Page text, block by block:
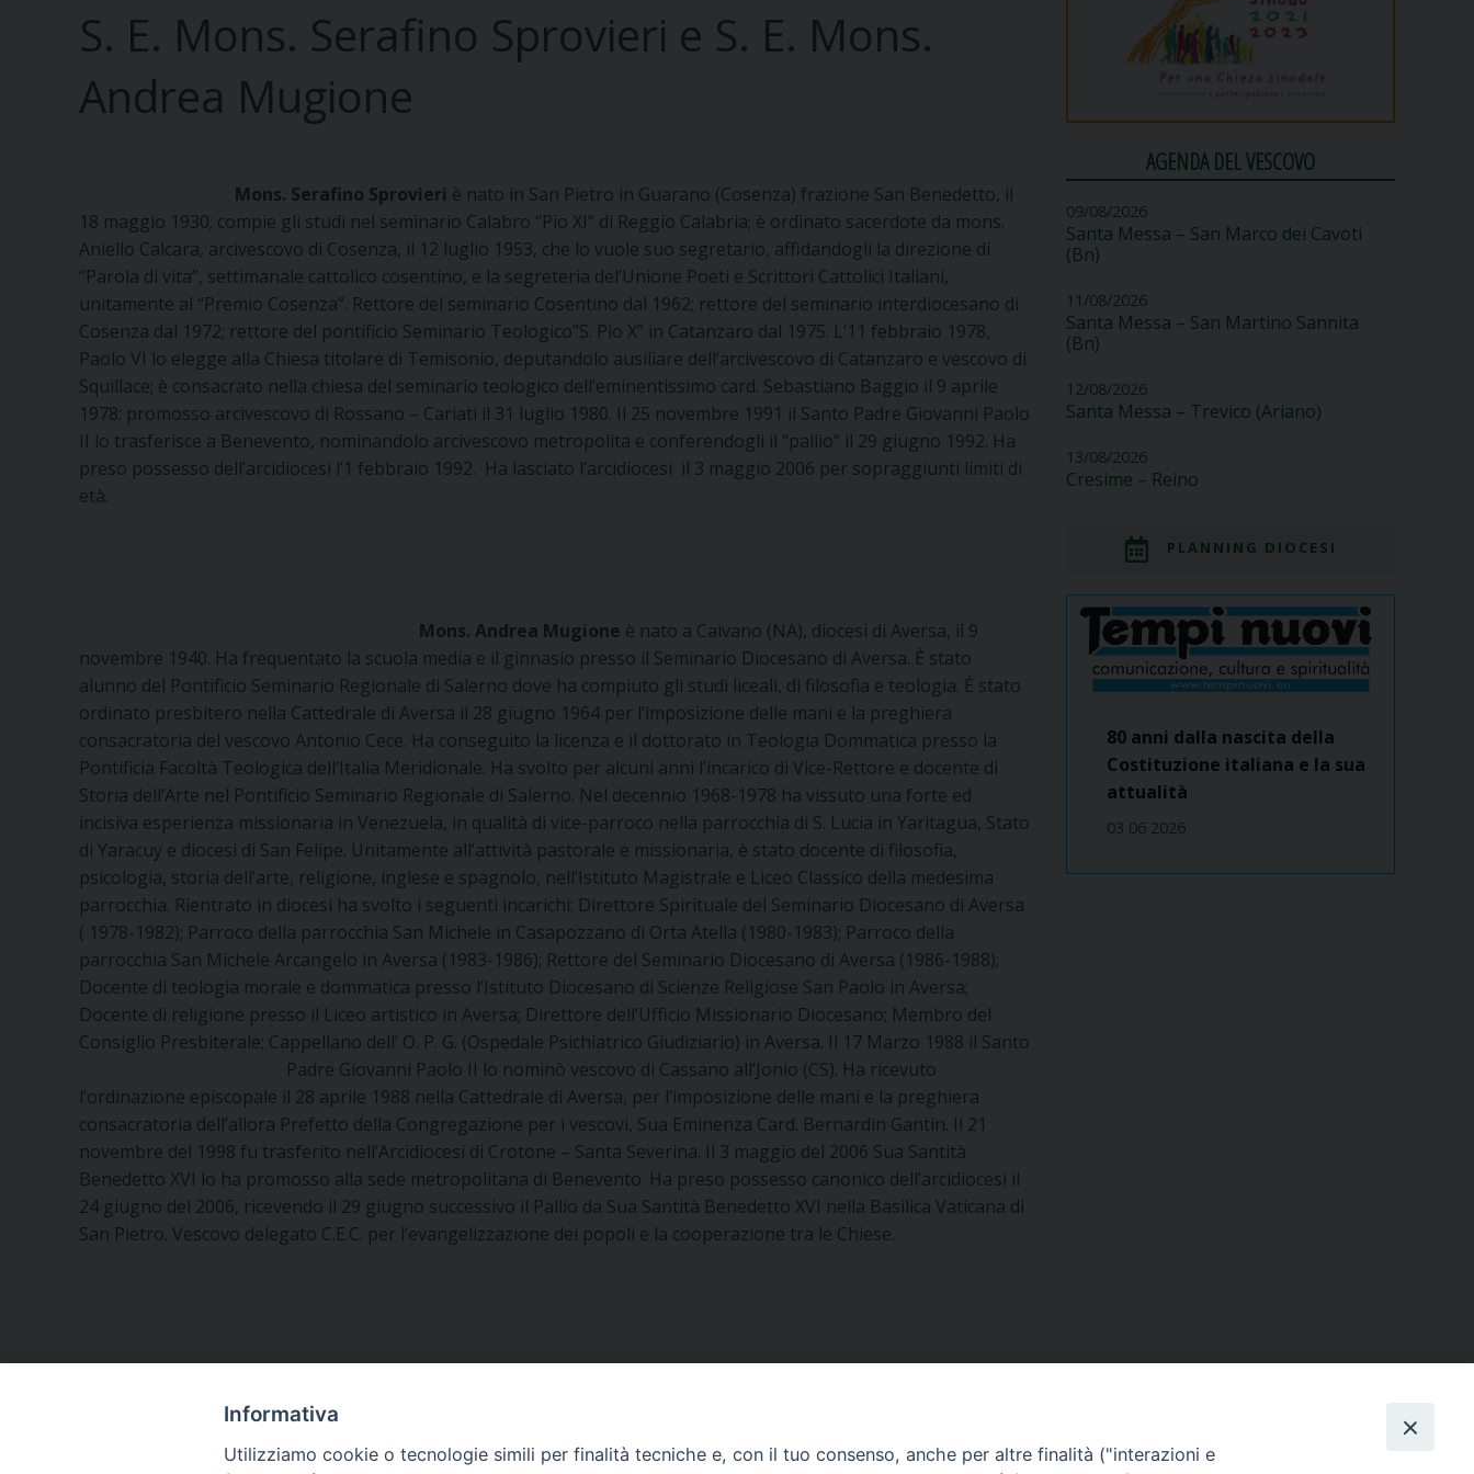
S. E. Mons. Serafino Sprovieri e S. E. Mons.
Andrea Mugione
Mons. Serafino Sprovieri è nato in San Pietro in Guarano (Cosenza) frazione San Benedetto, il
18 maggio 1930; compie gli studi nel seminario Calabro “Pio XI” di Reggio Calabria; è ordinato sacerdote da mons.
Aniello Calcara, arcivescovo di Cosenza, il 12 luglio 1953, che lo vuole suo segretario, affidandogli la direzione di
“Parola di vita”, settimanale cattolico cosentino, e la segreteria del’Unione Poeti e Scrittori Cattolici Italiani,
unitamente al “Premio Cosenza”. Rettore del seminario Cosentino dal 1962; rettore del seminario interdiocesano di
Cosenza dal 1972; rettore del pontificio Seminario Teologico”S. Pio X” in Catanzaro dal 1975. L’11 febbraio 1978,
Paolo VI lo elegge alla Chiesa titolare di Temisonio, deputandolo ausiliare dell’arcivescovo di Catanzaro e vescovo di
Squillace; è consacrato nella chiesa del seminario teologico dell’eminentissimo card. Sebastiano Baggio il 9 aprile
1978; promosso arcivescovo di Rossano – Cariati il 31 luglio 1980. Il 25 novembre 1991 il Santo Padre Giovanni Paolo
II lo trasferisce a Benevento, nominandolo arcivescovo metropolita e conferendogli il “pallio” il 29 giugno 1992. Ha
preso possesso dell’arcidiocesi l’1 febbraio 1992. Ha lasciato l’arcidiocesi il 3 maggio 2006 per sopraggiunti limiti di
età.
Mons. Andrea Mugione è nato a Caivano (NA), diocesi di Aversa, il 9
novembre 1940. Ha frequentato la scuola media e il ginnasio presso il Seminario Diocesano di Aversa. È stato
alunno del Pontificio Seminario Regionale di Salerno dove ha compiuto gli studi liceali, di filosofia e teologia. È stato
ordinato presbitero nella Cattedrale di Aversa il 28 giugno 1964 per l’imposizione delle mani e la preghiera
consacratoria del vescovo Antonio Cece. Ha conseguito la licenza e il dottorato in Teologia Dommatica presso la
Pontificia Facoltà Teologica dell’Italia Meridionale. Ha svolto per alcuni anni l’incarico di Vice-Rettore e docente di
Storia dell’Arte nel Pontificio Seminario Regionale di Salerno. Nel decennio 1968-1978 ha vissuto una forte ed
incisiva esperienza missionaria in Venezuela, in qualità di vice-parroco nella parrocchia di S. Lucia in Yaritagua, Stato
di Yaracuy e diocesi di San Felipe. Unitamente all’attività pastorale e missionaria, è stato docente di filosofia,
psicologia, storia dell’arte, religione, inglese e spagnolo, nell’Istituto Magistrale e Liceo Classico della medesima
parrocchia. Rientrato in diocesi ha svolto i seguenti incarichi: Direttore Spirituale del Seminario Diocesano di Aversa
( 1978-1982); Parroco della parrocchia San Michele in Casapozzano di Orta Atella (1980-1983); Parroco della
parrocchia San Michele Arcangelo in Aversa (1983-1986); Rettore del Seminario Diocesano di Aversa (1986-1988);
Docente di teologia morale e dommatica presso l’Istituto Diocesano di Scienze Religiose San Paolo in Aversa;
Docente di religione presso il Liceo artistico in Aversa; Direttore dell’Ufficio Missionario Diocesano; Membro del
Consiglio Presbiterale; Cappellano dell’ O. P. G. (Ospedale Psichiatrico Giudiziario) in Aversa. Il 17 Marzo 1988 il Santo
Padre Giovanni Paolo II lo nominò vescovo di Cassano all’Jonio (CS). Ha ricevuto
l’ordinazione episcopale il 28 aprile 1988 nella Cattedrale di Aversa, per l’imposizione delle mani e la preghiera
consacratoria dell’allora Prefetto della Congregazione per i vescovi, Sua Eminenza Card. Bernardin Gantin. Il 21
novembre del 1998 fu trasferito nell’Arcidiocesi di Crotone – Santa Severina. Il 3 maggio del 2006 Sua Santità
Benedetto XVI lo ha promosso alla sede metropolitana di Benevento. Ha preso possesso canonico dell’arcidiocesi il
24 giugno del 2006, ricevendo il 29 giugno successivo il Pallio da Sua Santità Benedetto XVI nella Basilica Vaticana di
San Pietro. Vescovo delegato C.E.C. per l’evangelizzazione dei popoli e la cooperazione tra le Chiese.
AGENDA DEL VESCOVO
09/08/2026
Santa Messa – San Marco dei Cavoti
(Bn)
11/08/2026
Santa Messa – San Martino Sannita
(Bn)
12/08/2026
Santa Messa – Trevico (Ariano)
13/08/2026
Cresime – Reino
PLANNING DIOCESI
80 anni dalla nascita della
Costituzione italiana e la sua
attualità
03 06 2026
Informativa
Utilizziamo cookie o tecnologie simili per finalità tecniche e, con il tuo consenso, anche per altre finalità ("interazioni e